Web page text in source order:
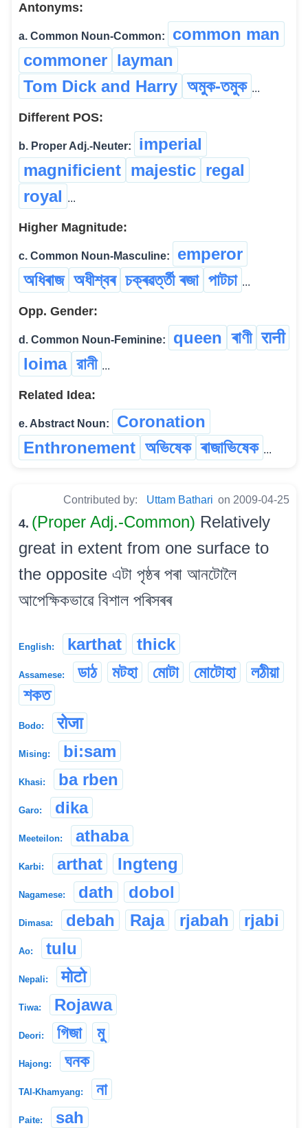
Antonyms:
a. Common Noun-Common:
common man
commoner layman
Tom Dick and Harry অমুক-তমুক ...
Different POS:
b. Proper Adj.-Neuter:
imperial
magnificient majestic regal
royal ...
Higher Magnitude:
c. Common Noun-Masculine:
emperor
অধিৰাজ অধীশ্বৰ চক্ৰৱৰ্ত্তী ৰজা পাটচা ...
Opp. Gender:
d. Common Noun-Feminine: queen ৰাণী रानी
loima রানী ...
Related Idea:
e. Abstract Noun:
Coronation
Enthronement অভিষেক ৰাজাভিষেক ...
Contributed by: Uttam Bathari on 2009-04-25
4. (Proper Adj.-Common) Relatively
great in extent from one surface to
the opposite এটা পৃষ্ঠৰ পৰা আনটোলৈ
আপেক্ষিকভাৱে বিশাল পৰিসৰৰ
English: karthat thick
Assamese: ডাঠ মটহা মোটা মোটোহা
লঠীয়া
শকত
Bodo: रोजा
Mising: bi:sam
Khasi: ba rben
Garo: dika
Meeteilon: athaba
Karbi: arthat Ingteng
Nagamese: dath dobol
Dimasa: debah Raja rjabah rjabi
Ao: tulu
Nepali: मोटो
Tiwa: Rojawa
Deori: গিজা মু
Hajong: ঘনক
TAI-Khamyang: না
Paite: sah